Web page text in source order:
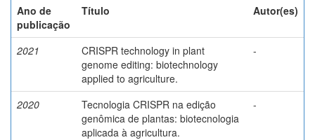
Ano de
publicação
Título Autor(es)
2021
CRISPR technology in plant
genome editing: biotechnology
applied to agriculture.
-
2020
Tecnologia CRISPR na edição
genômica de plantas: biotecnologia
aplicada à agricultura.
-